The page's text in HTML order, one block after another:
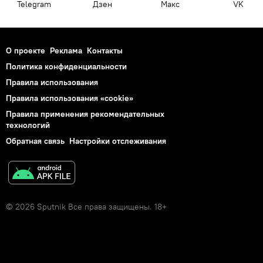
Telegram Дзен Макс VK
О проекте Реклама Контакты
Политика конфиденциальности
Правила использования
Правила использования «cookie»
Правила применения рекомендательных
технологий
Обратная связь Настройки отслеживания
© 2026 Sputnik Все права защищены. 18+